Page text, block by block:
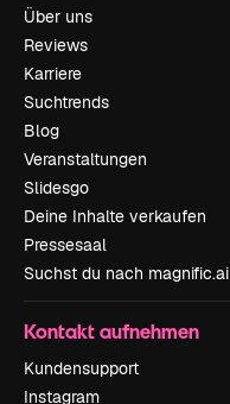
Über uns
Reviews
Karriere
Suchtrends
Blog
Veranstaltungen
Slidesgo
Deine Inhalte verkaufen
Pressesaal
Suchst du nach magnific.ai
Kontakt aufnehmen
Kundensupport
Instagram